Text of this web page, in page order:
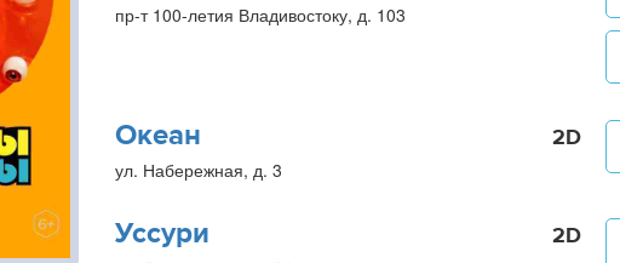
пр-т 100-летия Владивостоку, д. 103
Океан
ул. Набережная, д. 3
2D
Уссури 2D